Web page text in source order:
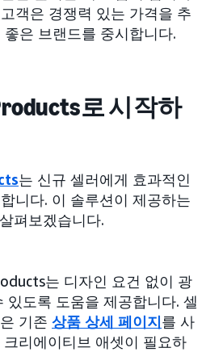
객은 경쟁력 있는 가격을 추
은 브랜드를 중시합니다.
로 시작하
는 신규 셀러에게 효과적인
니다. 이 솔루션이 제공하는
펴보겠습니다.
는 디자인 요건 없이 광
있도록 도움을 제공합니다. 셀
기존 상품 상세 페이지를 사
리에이티브 애셋이 필요하